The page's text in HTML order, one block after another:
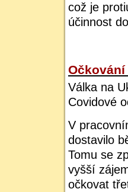
což je
účinnost
Válka na
Covidové
V
dostavilo
Tomu se
vyšší
očkovat